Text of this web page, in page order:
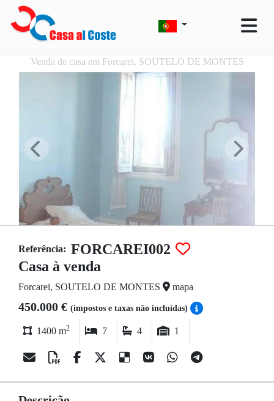
Venda de casa em Forcarei, SOUTELO DE MONTES
Referência: FORCAREI002
Casa à venda
Forcarei, SOUTELO DE MONTES mapa
450.000 € (impostos e taxas não incluídas)
1400 m2 7 4 1